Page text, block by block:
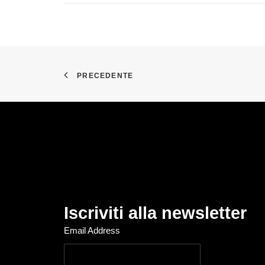
PRECEDENTE
Iscriviti alla newsletter
Email Address